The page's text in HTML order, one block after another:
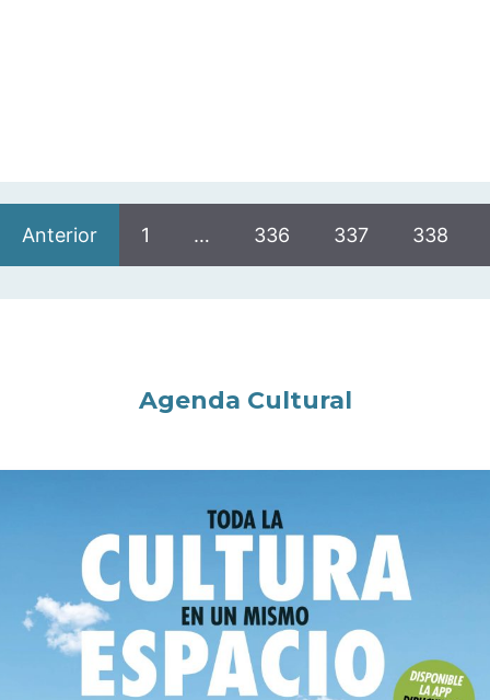
Anterior 1 … 336 337 338
Agenda Cultural